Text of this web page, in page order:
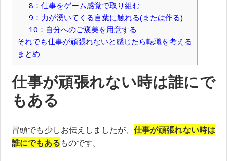
8：仕事をゲーム感覚で取り組む
9：力が湧いてくる言葉に触れる(または作る)
10：自分へのご褒美を用意する
それでも仕事が頑張れないと感じたら転職を考える
まとめ
仕事が頑張れない時は誰にで
もある
冒頭でも少しお伝えしましたが、仕事が頑張れない時は
誰にでもあるものです。